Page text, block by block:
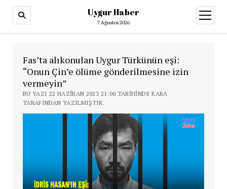
Uygur Haber
7 Ağustos 2026
aç
Fas’ta alıkonulan Uygur Türkünün eşi:
“Onun Çin’e ölüme gönderilmesine izin
vermeyin”
BU YAZI 22 HAZIRAN 2023 21:00 TARIHINDE KARA
TARAFINDAN YAZILMIŞTIR.